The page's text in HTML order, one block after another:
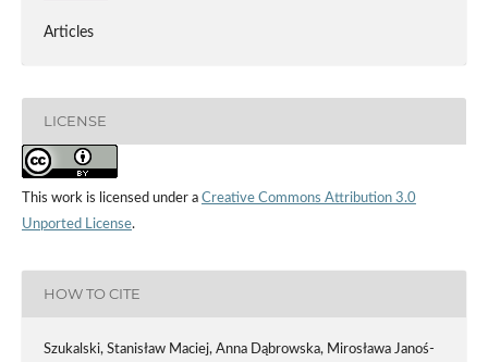
Articles
LICENSE
This work is licensed under a Creative Commons Attribution 3.0
Unported License.
HOW TO CITE
Szukalski, Stanisław Maciej, Anna Dąbrowska, Mirosława Janoś-